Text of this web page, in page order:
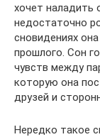
хочет наладить
недостаточно
сновидениях
прошлого. Сон
чувств между
которую она
друзей и
Нередко такое